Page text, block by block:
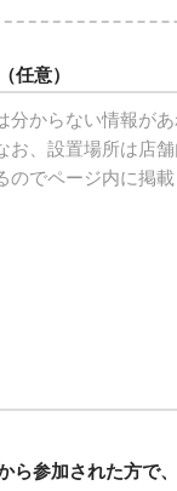
任意）
ら参加された方で